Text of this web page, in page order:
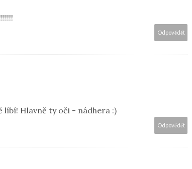
Odpovědět
Hlavně ty oči - nádhera :)
Odpovědět